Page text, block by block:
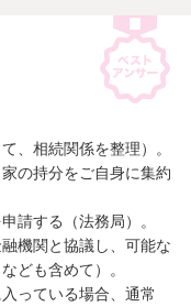
、相続関係を整理）。
の持分をご自身に集約
請する（法務局）。
機関と協議し、可能な
ども含めて）。
っている場合、通常